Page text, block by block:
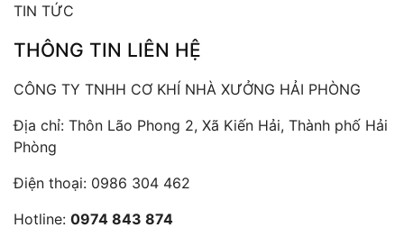
TIN TỨC
THÔNG TIN LIÊN HỆ
CÔNG TY TNHH CƠ KHÍ NHÀ XƯỞNG HẢI PHÒNG
Địa chỉ: Thôn Lão Phong 2, Xã Kiến Hải, Thành phố Hải
Phòng
Điện thoại: 0986 304 462
Hotline: 0974 843 874